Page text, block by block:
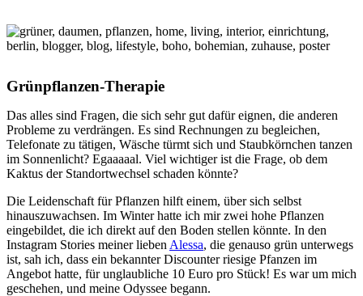
Grünpflanzen-Therapie
Das alles sind Fragen, die sich sehr gut dafür eignen, die anderen
Probleme zu verdrängen. Es sind Rechnungen zu begleichen,
Telefonate zu tätigen, Wäsche türmt sich und Staubkörnchen tanzen
im Sonnenlicht? Egaaaaal. Viel wichtiger ist die Frage, ob dem
Kaktus der Standortwechsel schaden könnte?
Die Leidenschaft für Pflanzen hilft einem, über sich selbst
hinauszuwachsen. Im Winter hatte ich mir zwei hohe Pflanzen
eingebildet, die ich direkt auf den Boden stellen könnte. In den
Instagram Stories meiner lieben Alessa, die genauso grün unterwegs
ist, sah ich, dass ein bekannter Discounter riesige Pfanzen im
Angebot hatte, für unglaubliche 10 Euro pro Stück! Es war um mich
geschehen, und meine Odyssee begann.